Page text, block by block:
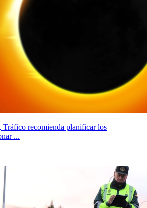
Tráfico recomienda planificar los
...